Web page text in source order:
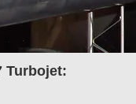
Turbojet: